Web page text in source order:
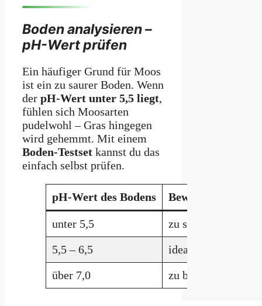
Boden analysieren –
pH-Wert prüfen
Ein häufiger Grund für Moos
ist ein zu saurer Boden. Wenn
der pH-Wert unter 5,5 liegt,
fühlen sich Moosarten
pudelwohl – Gras hingegen
wird gehemmt. Mit einem
Boden-Testset kannst du das
einfach selbst prüfen.
pH-Wert des Bodens Bewertung
unter 5,5 zu sauer
5,5 – 6,5
ideal
über 7,0
zu basisch